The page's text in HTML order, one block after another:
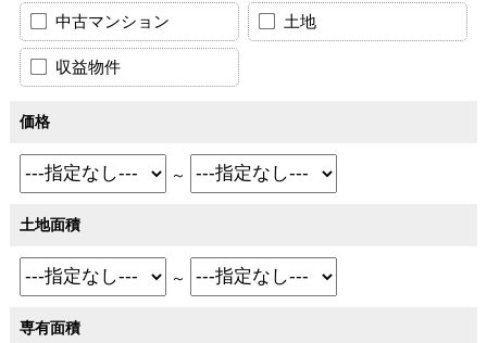
中古マンション 土地
収益物件
価格
～
土地面積
～
専有面積